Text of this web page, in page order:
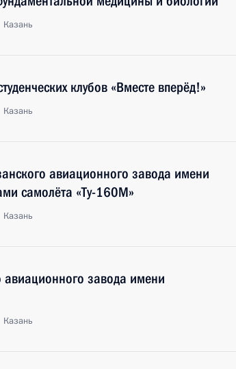
Казань
клубов «Вместе вперёд!»
Казань
авиационного завода имени
самолёта «Ту-160М»
Казань
завода имени
Казань